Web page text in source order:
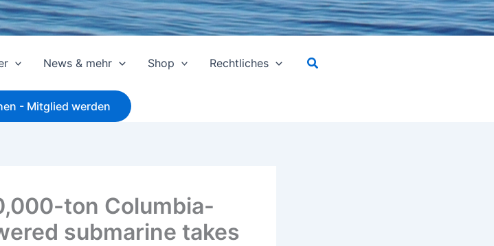
News & mehr Shop Rechtliches Suchen
- Mitglied werden
ton Columbia-
submarine takes